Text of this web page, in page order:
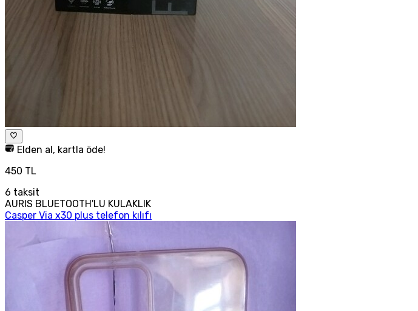
Elden al, kartla öde!
450 TL
6 taksit
AURIS BLUETOOTH'LU KULAKLIK
Casper Via x30 plus telefon kılıfı